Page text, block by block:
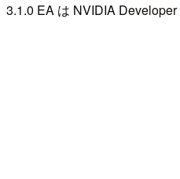
3.1.0 EA は NVIDIA Developer